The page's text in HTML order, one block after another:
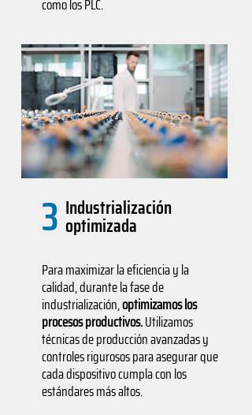
como los PLC.
3 Industrialización
optimizada
Para maximizar la eficiencia y la
calidad, durante la fase de
industrialización,optimizamos los
procesos productivos.Utilizamos
técnicas de producción avanzadas y
controles rigurosos para asegurar que
cada dispositivo cumpla con los
estándares más altos.